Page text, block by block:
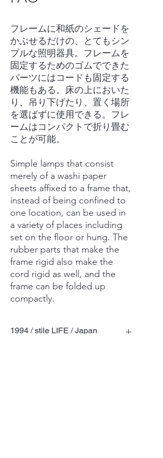
フレームに和紙のシェードを
かぶせるだけの、とてもシン
プルな照明器具。フレームを
固定するためのゴムでできた
パーツにはコードも固定する
機能もある。床の上においた
り、吊り下げたり、置く場所
を選ばずに使用できる。フレ
ームはコンパクトで折り畳む
ことが可能。
Simple lamps that consist
merely of a washi paper
sheets affixed to a frame that,
instead of being confined to
one location, can be used in
a variety of places including
set on the floor or hung. The
rubber parts that make the
frame rigid also make the
cord rigid as well, and the
frame can be folded up
compactly.
1994 / stile LIFE / Japan